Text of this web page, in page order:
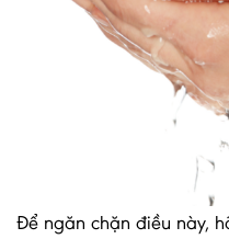
Để ngăn chặn điều này,